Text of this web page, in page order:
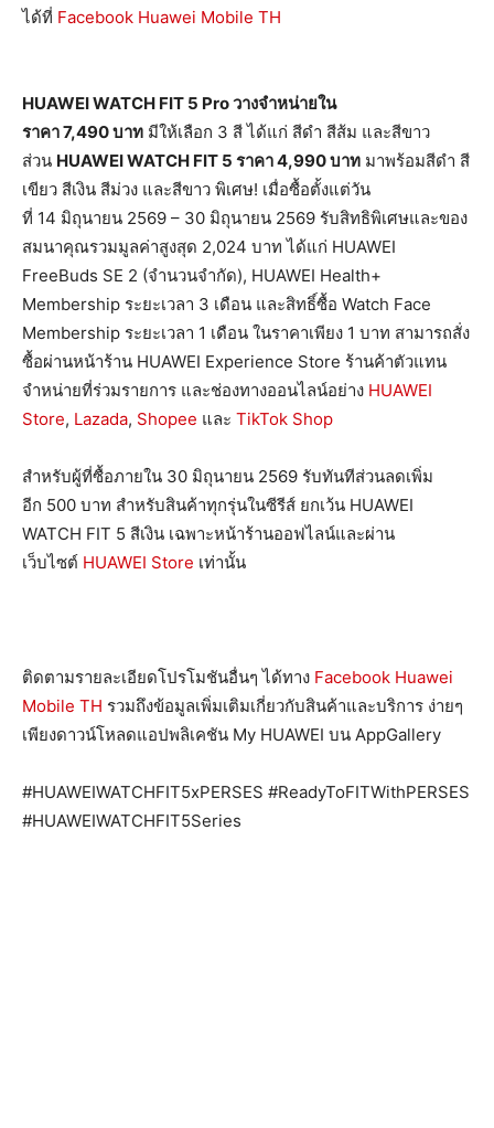
ได้ที่ Facebook Huawei Mobile TH
HUAWEI WATCH FIT 5 Pro วางจำหน่ายใน
ราคา 7,490 บาท มีให้เลือก 3 สี ได้แก่ สีดำ สีส้ม และสีขาว
ส่วน HUAWEI WATCH FIT 5 ราคา 4,990 บาท มาพร้อมสีดำ สี
เขียว สีเงิน สีม่วง และสีขาว พิเศษ! เมื่อซื้อตั้งแต่วัน
ที่ 14 มิถุนายน 2569 – 30 มิถุนายน 2569 รับสิทธิพิเศษและของ
สมนาคุณรวมมูลค่าสูงสุด 2,024 บาท ได้แก่ HUAWEI
FreeBuds SE 2 (จำนวนจำกัด), HUAWEI Health+
Membership ระยะเวลา 3 เดือน และสิทธิ์ซื้อ Watch Face
Membership ระยะเวลา 1 เดือน ในราคาเพียง 1 บาท สามารถสั่ง
ซื้อผ่านหน้าร้าน HUAWEI Experience Store ร้านค้าตัวแทน
จำหน่ายที่ร่วมรายการ และช่องทางออนไลน์อย่าง HUAWEI
Store, Lazada, Shopee และ TikTok Shop
สำหรับผู้ที่ซื้อภายใน 30 มิถุนายน 2569 รับทันทีส่วนลดเพิ่ม
อีก 500 บาท สำหรับสินค้าทุกรุ่นในซีรีส์ ยกเว้น HUAWEI
WATCH FIT 5 สีเงิน เฉพาะหน้าร้านออฟไลน์และผ่าน
เว็บไซต์ HUAWEI Store เท่านั้น
ติดตามรายละเอียดโปรโมชันอื่นๆ ได้ทาง Facebook Huawei
Mobile TH รวมถึงข้อมูลเพิ่มเติมเกี่ยวกับสินค้าและบริการ ง่ายๆ
เพียงดาวน์โหลดแอปพลิเคชัน My HUAWEI บน AppGallery
#HUAWEIWATCHFIT5xPERSES #ReadyToFITWithPERSES
#HUAWEIWATCHFIT5Series